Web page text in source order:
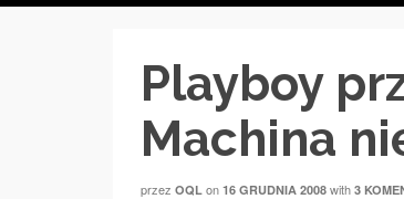
Playboy
Machina
przez OQL on 16 GRUDNIA 2008 with 3